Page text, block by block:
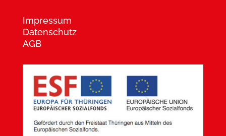
Impressum
Datenschutz
AGB